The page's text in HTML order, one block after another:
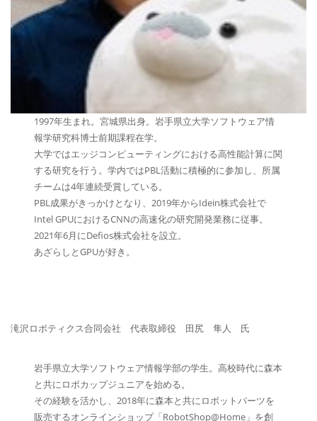
1997年生まれ。宮城県出身。岩手県立大学ソフトウェア情
報学研究科博士前期課程在学。
大学ではエッジコンピューティングにおける高性能計算に関
する研究を行う。学内ではPBL活動に積極的に参加し、所属
チームは4年連続受賞している。
PBL成果がきっかけとなり、2019年からIdein株式会社で
Intel GPUにおけるCNNの高速化の研究開発業務に従事。
2021年6月にDefios株式会社を設立。
あざらしとGPUが好き。
滝沢ロボティクス合同会社 代表取締役 田尻 隼人 氏
岩手県立大学ソフトウェア情報学部の学生。高校時代に森本
と共にロボカップジュニアを始める。
その経験を活かし、2018年に森本と共にロボットパーツを
販売するオンラインショップ「RobotShop@Home」を創